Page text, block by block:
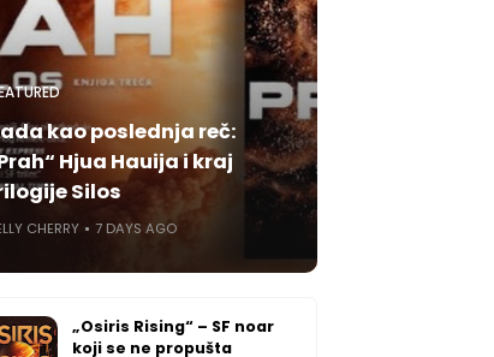
kao poslednja reč:
Hjua Hauija i kraj
Silos
CHERRY 7 DAYS AGO
„Osiris Rising“ – SF noar
koji se ne propušta